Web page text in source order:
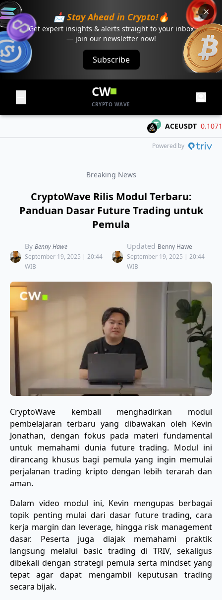
📩 Stay Ahead in Crypto!🔥
Get expert insights & alerts straight to your inbox
— join our newsletter now!
Subscribe
CW
CRYPTO WAVE
ACEUSDT 0.1071 -
Powered by
Breaking News
CryptoWave Rilis Modul Terbaru:
Panduan Dasar Future Trading untuk
Pemula
By Benny Hawe
September 19, 2025 | 20:44
WIB
Updated Benny Hawe
September 19, 2025 | 20:44
WIB
CryptoWave kembali menghadirkan modul
pembelajaran terbaru yang dibawakan oleh Kevin
Jonathan, dengan fokus pada materi fundamental
untuk memahami dunia future trading. Modul ini
dirancang khusus bagi pemula yang ingin memulai
perjalanan trading kripto dengan lebih terarah dan
aman.
Dalam video modul ini, Kevin mengupas berbagai
topik penting mulai dari dasar future trading, cara
kerja margin dan leverage, hingga risk management
dasar. Peserta juga diajak memahami praktik
langsung melalui basic trading di TRIV, sekaligus
dibekali dengan strategi pemula serta mindset yang
tepat agar dapat mengambil keputusan trading
secara bijak.